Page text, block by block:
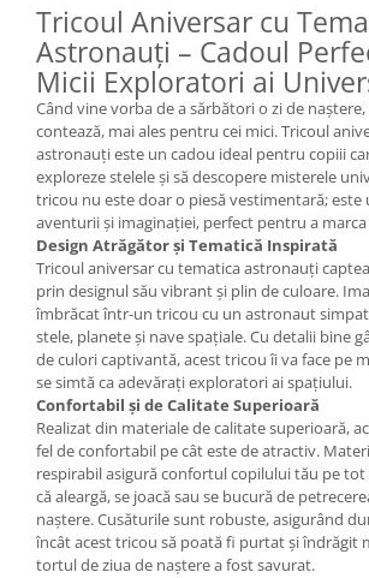
Tricoul Aniversar cu
Astronauți – Cadoul
Micii Exploratori ai
Când vine vorba de a sărbători o zi de
contează, mai ales pentru cei mici. Tricoul
astronauți este un cadou ideal pentru copiii
exploreze stelele și să descopere misterele
tricou nu este doar o piesă vestimentară; este
aventurii și imaginației, perfect pentru a marca
Design Atrăgător și Tematică Inspirată
Tricoul aniversar cu tematica astronauți
prin designul său vibrant și plin de culoare.
îmbrăcat într-un tricou cu un astronaut
stele, planete și nave spațiale. Cu detalii bine
de culori captivantă, acest tricou îi va face pe
se simtă ca adevărați exploratori ai spațiului.
Confortabil și de Calitate Superioară
Realizat din materiale de calitate superioară,
fel de confortabil pe cât este de atractiv.
respirabil asigură confortul copilului tău pe tot
că aleargă, se joacă sau se bucură de
naștere. Cusăturile sunt robuste, asigurând
încât acest tricou să poată fi purtat și îndrăgit
tortul de ziua de naștere a fost savurat.